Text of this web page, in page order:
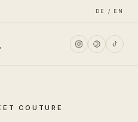
DE / EN
COUTURE